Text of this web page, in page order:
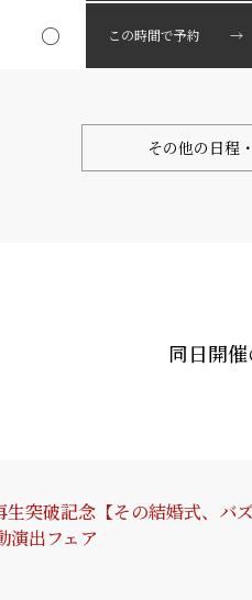
○ この時間で予約 →
その他の日程
同日開
突破記念【その結婚式、バ
演出フェア